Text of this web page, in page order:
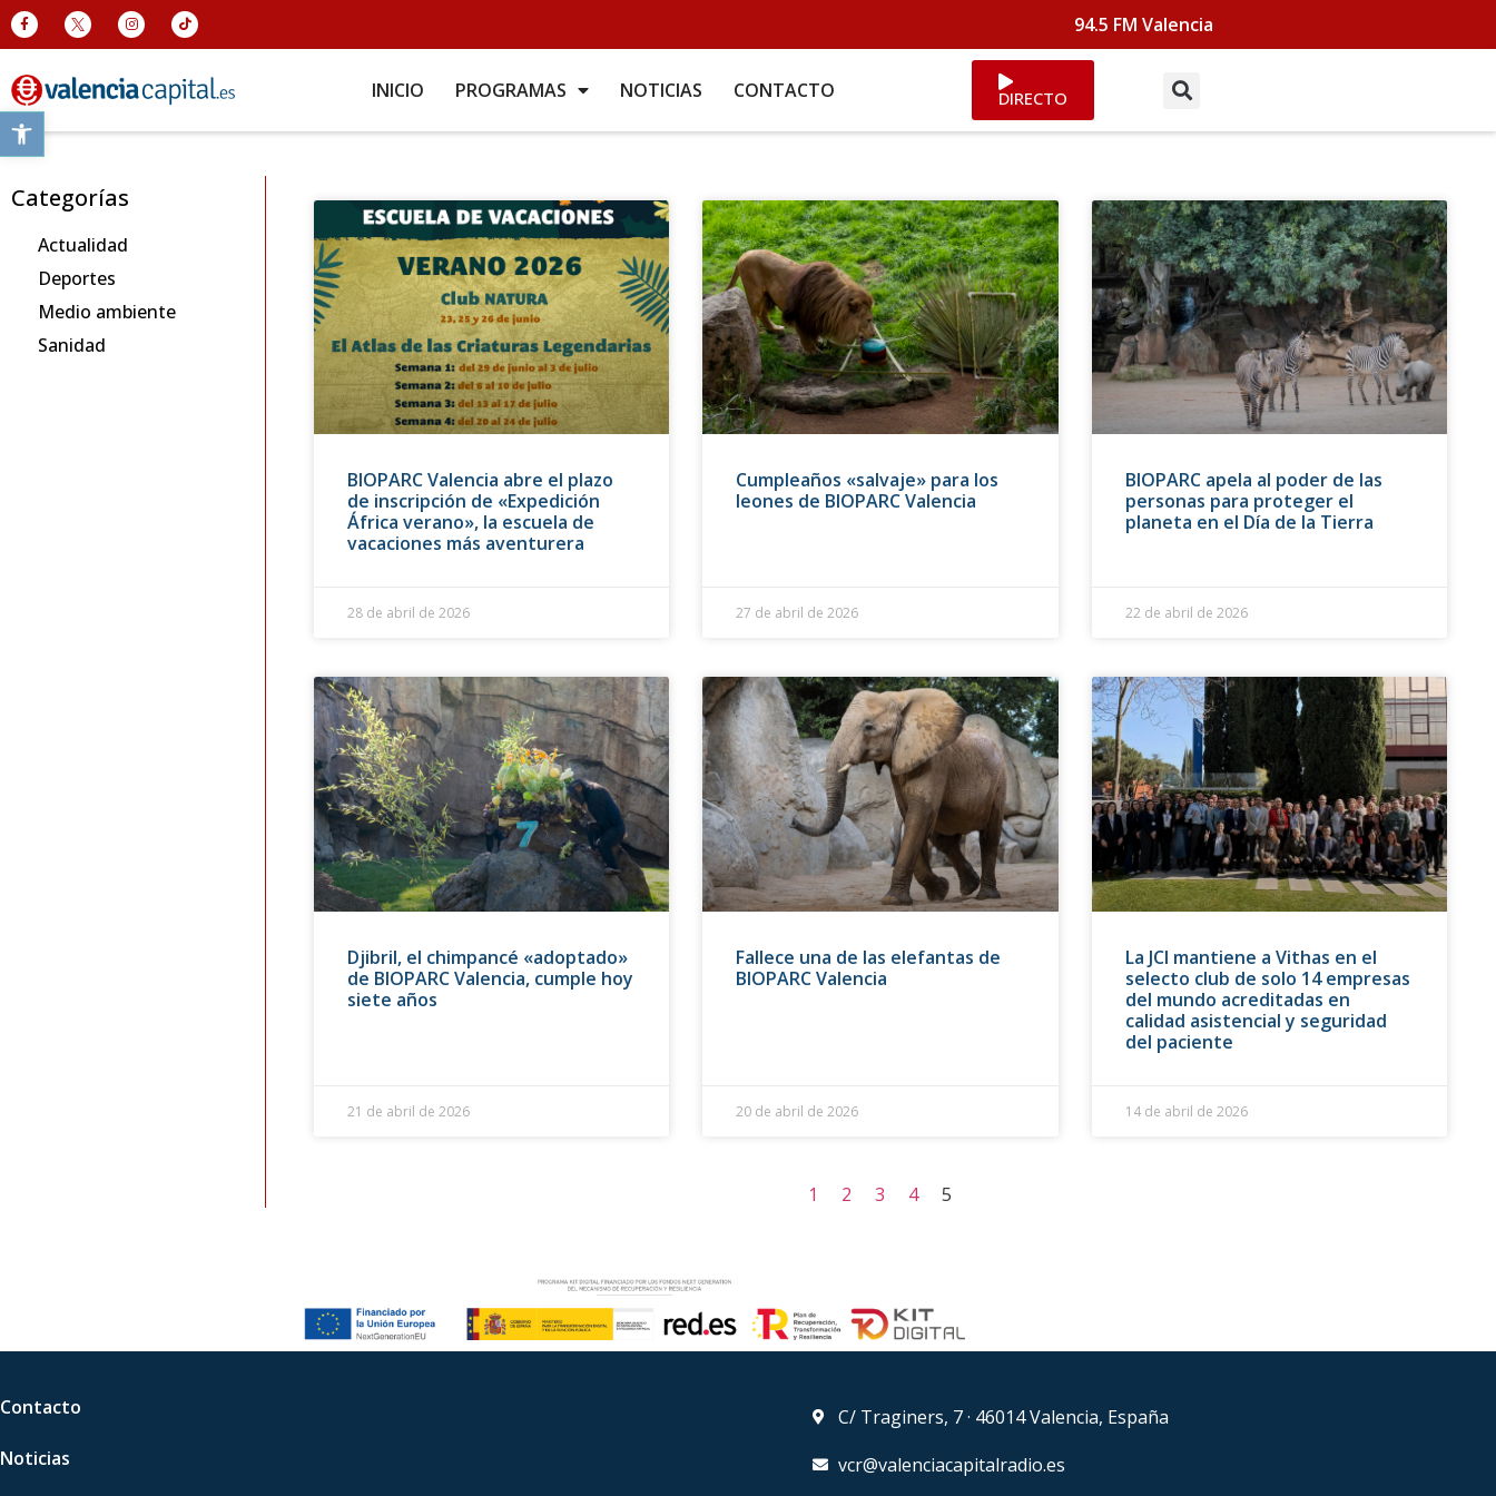
Abrir barra de herramientas
94.5 FM Valencia
INICIO PROGRAMAS NOTICIAS CONTACTO DIRECTO
Categorías
Actualidad
Deportes
Medio ambiente
Sanidad
BIOPARC Valencia abre el plazo
de inscripción de «Expedición
África verano», la escuela de
vacaciones más aventurera
28 de abril de 2026
Cumpleaños «salvaje» para los
leones de BIOPARC Valencia
27 de abril de 2026
BIOPARC apela al poder de las
personas para proteger el
planeta en el Día de la Tierra
22 de abril de 2026
Djibril, el chimpancé «adoptado»
de BIOPARC Valencia, cumple hoy
siete años
21 de abril de 2026
Fallece una de las elefantas de
BIOPARC Valencia
20 de abril de 2026
La JCI mantiene a Vithas en el
selecto club de solo 14 empresas
del mundo acreditadas en
calidad asistencial y seguridad
del paciente
14 de abril de 2026
1 2 3 4 5
Contacto
Noticias
C/ Traginers, 7 · 46014 Valencia, España
vcr@valenciacapitalradio.es